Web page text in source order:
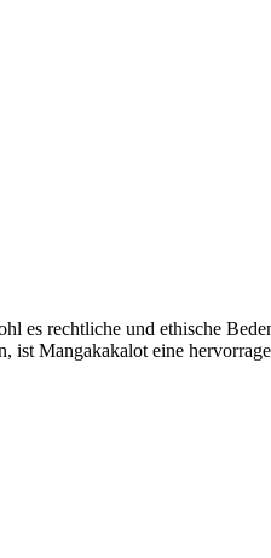
es rechtliche und ethische
Mangakakalot eine